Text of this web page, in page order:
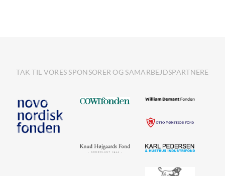
TAK TIL VORES SPONSORER OG SAMARBEJDSPARTNERE